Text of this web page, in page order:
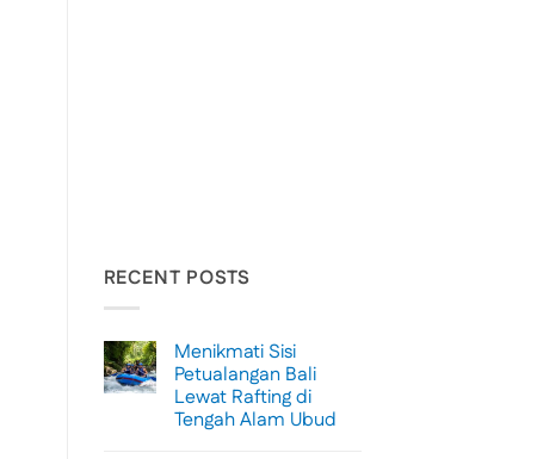
RECENT POSTS
Menikmati Sisi
Petualangan Bali
Lewat Rafting di
Tengah Alam Ubud